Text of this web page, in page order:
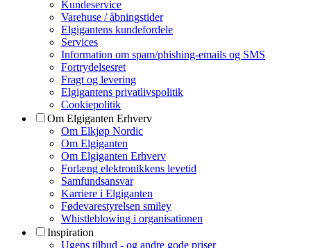
Kundeservice
Varehuse / åbningstider
Elgigantens kundefordele
Services
Information om spam/phishing-emails og SMS
Fortrydelsesret
Fragt og levering
Elgigantens privatlivspolitik
Cookiepolitik
Om Elgiganten Erhverv
Om Elkjøp Nordic
Om Elgiganten
Om Elgiganten Erhverv
Forlæng elektronikkens levetid
Samfundsansvar
Karriere i Elgiganten
Fødevarestyrelsen smiley
Whistleblowing i organisationen
Inspiration
Ugens tilbud - og andre gode priser